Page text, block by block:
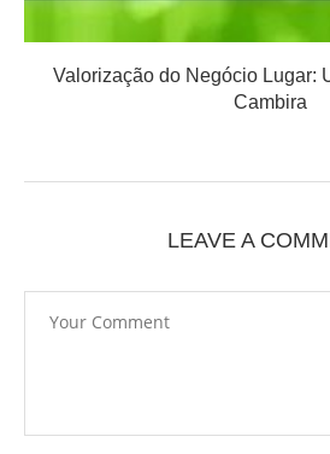
Valorização do Negócio Lugar:
Cambira
LEAVE A